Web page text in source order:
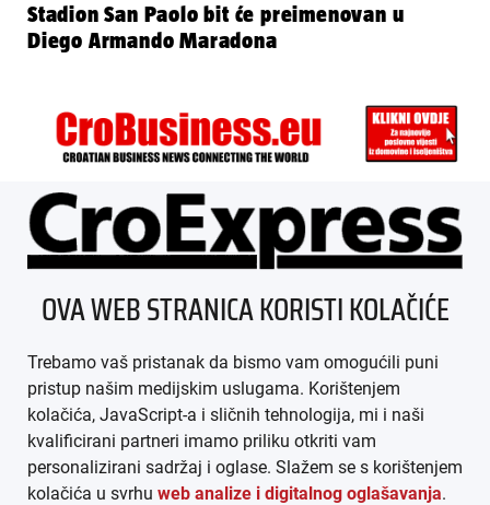
Stadion San Paolo bit će preimenovan u
Diego Armando Maradona
ÜBER UNS
IMPRESSUM
AGB
DATENSCHUTZ
MEDIADATEN
OVA WEB STRANICA KORISTI KOLAČIĆE
Trebamo vaš pristanak da bismo vam omogućili puni
pristup našim medijskim uslugama. Korištenjem
kolačića, JavaScript-a i sličnih tehnologija, mi i naši
kvalificirani partneri imamo priliku otkriti vam
personalizirani sadržaj i oglase. Slažem se s korištenjem
kolačića u svrhu web analize i digitalnog oglašavanja.